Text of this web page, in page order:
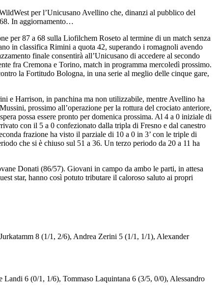
per l’Unicusano Avellino che, dinanzi al pubblico del
In aggiornamento…
per 87 a 68 sulla Liofilchem Roseto al termine di un match senza
in classifica Rimini a quota 42, superando i romagnoli avendo
finale consentirà all’Unicusano di accedere al secondo
fra Cremona e Torino, match in programma mercoledì prossimo.
la Fortitudo Bologna, in una serie al meglio delle cinque gare,
e Harrison, in panchina ma non utilizzabile, mentre Avellino ha
prossimo all’operazione per la rottura del crociato anteriore,
possa essere pronto per domenica prossima. Al 4 a 0 iniziale di
con il 5 a 0 confezionato dalla tripla di Fresno e dal canestro
frazione ha visto il parziale di 10 a 0 in 3’ con le triple di
che si è chiuso sul 51 a 36. Un terzo periodo da 20 a 11 ha
Donati (86/57). Giovani in campo da ambo le parti, in attesa
star, hanno così potuto tributare il caloroso saluto ai propri
8 (1/1, 2/6), Andrea Zerini 5 (1/1, 1/1), Alexander
6 (0/1, 1/6), Tommaso Laquintana 6 (3/5, 0/0), Alessandro